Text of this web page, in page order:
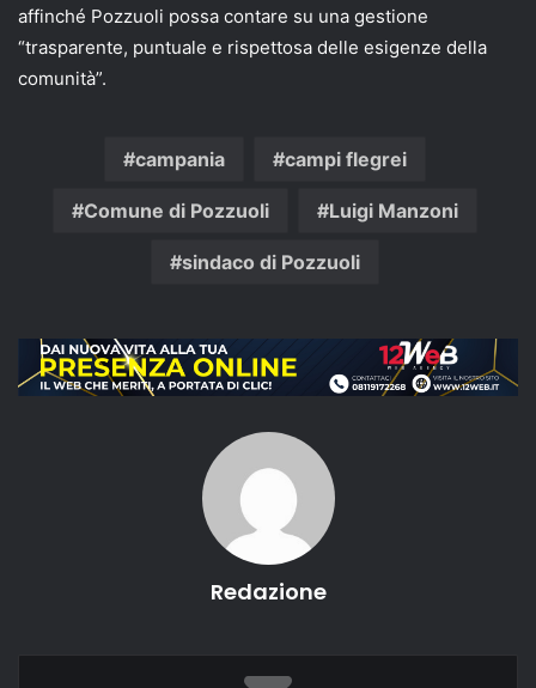
affinché Pozzuoli possa contare su una gestione
“trasparente, puntuale e rispettosa delle esigenze della
comunità”.
campania campi flegrei
Comune di Pozzuoli Luigi Manzoni
sindaco di Pozzuoli
Redazione